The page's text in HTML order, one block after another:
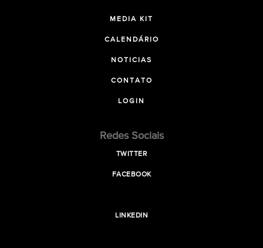
MEDIA KIT
CALENDÁRIO
NOTICIAS
CONTATO
LOGIN
Redes Sociais
TWITTER
FACEBOOK
LINKEDIN